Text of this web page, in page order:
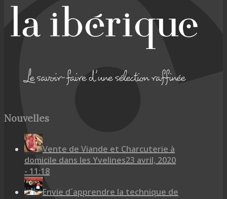
Nouvelles
Vente de Viande et Charcuterie à
domicile dans les Yvelines23 avril, 2020
- 11:18
Envie d´apprendre la technique de